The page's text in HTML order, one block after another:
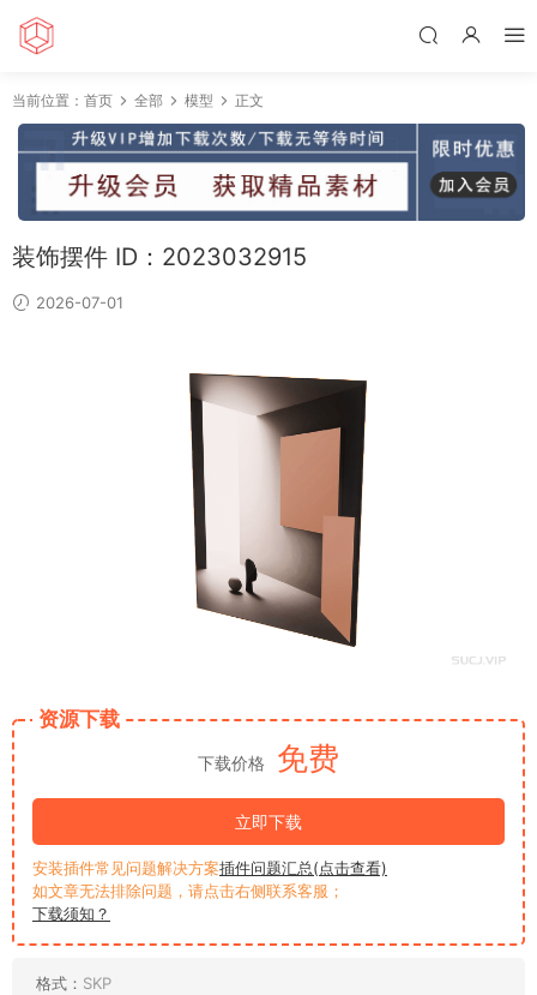
当前位置： 首页 全部 模型 正文
装饰摆件 ID：2023032915
2026-07-01
资源下载
下载价格 免费
立即下载
安装插件常见问题解决方案插件问题汇总(点击查看)
如文章无法排除问题，请点击右侧联系客服；
下载须知？
格式： SKP